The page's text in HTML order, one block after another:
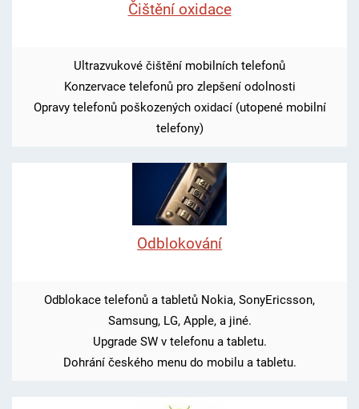
Čištění oxidace
Ultrazvukové čištění mobilních telefonů
Konzervace telefonů pro zlepšení odolnosti
Opravy telefonů poškozených oxidací (utopené mobilní
telefony)
Odblokování
Odblokace telefonů a tabletů Nokia, SonyEricsson,
Samsung, LG, Apple, a jiné.
Upgrade SW v telefonu a tabletu.
Dohrání českého menu do mobilu a tabletu.